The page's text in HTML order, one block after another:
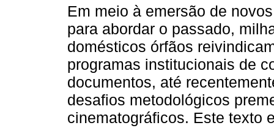
Em meio à emersão de
para abordar o passado,
domésticos órfãos
programas institucionais de
documentos, até
desafios metodológicos
cinematográficos. Este texto